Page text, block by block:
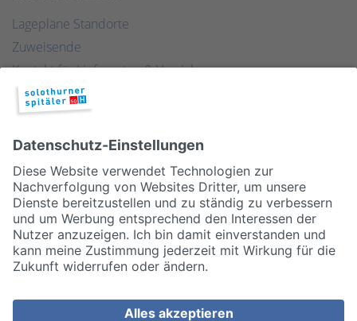
Lagepläne Standorte
Zuweisende
Kontakt für Lieferanten & Versicherungen
Zentralwäscherei
HEBSORG
Spital Club